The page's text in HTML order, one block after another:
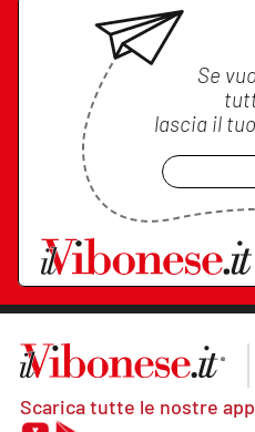
Se
lascia il
Scarica tutte le nostre